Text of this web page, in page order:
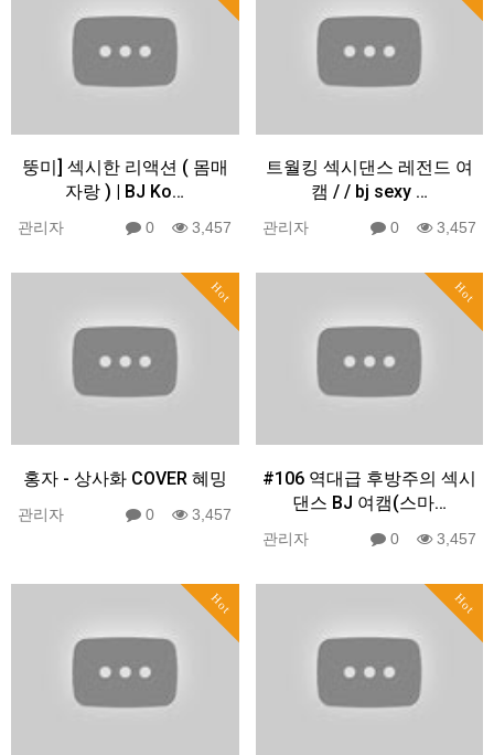
뚱미] 섹시한 리액션 ( 몸매
자랑 ) | BJ Ko…
관리자 0 3,457
트월킹 섹시댄스 레전드 여
캠 / / bj sexy …
관리자 0 3,457
Hot
홍자 - 상사화 COVER 혜밍
관리자 0 3,457
Hot
#106 역대급 후방주의 섹시
댄스 BJ 여캠(스마…
관리자 0 3,457
Hot Hot